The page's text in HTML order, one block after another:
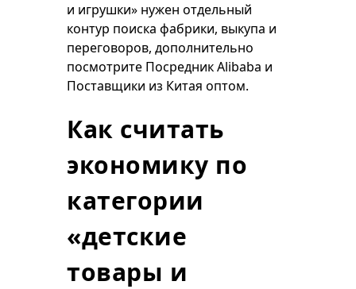
и игрушки» нужен отдельный
контур поиска фабрики, выкупа и
переговоров, дополнительно
посмотрите Посредник Alibaba и
Поставщики из Китая оптом.
Как считать
экономику по
категории
«детские
товары и